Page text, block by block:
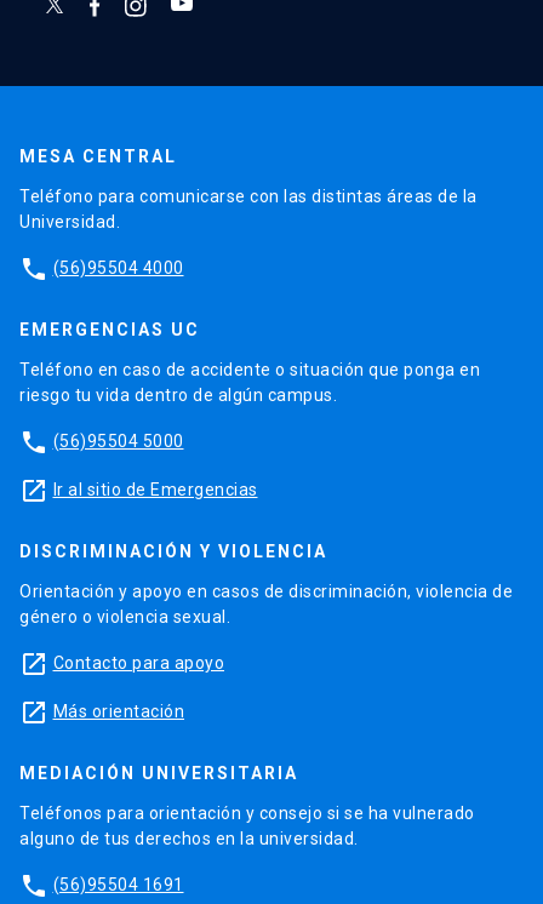
MESA CENTRAL
Teléfono para comunicarse con las distintas áreas de la
Universidad.
phone (56)95504 4000
EMERGENCIAS UC
Teléfono en caso de accidente o situación que ponga en
riesgo tu vida dentro de algún campus.
phone (56)95504 5000
launch Ir al sitio de Emergencias
DISCRIMINACIÓN Y VIOLENCIA
Orientación y apoyo en casos de discriminación, violencia de
género o violencia sexual.
launch Contacto para apoyo
launch Más orientación
MEDIACIÓN UNIVERSITARIA
Teléfonos para orientación y consejo si se ha vulnerado
alguno de tus derechos en la universidad.
phone (56)95504 1691